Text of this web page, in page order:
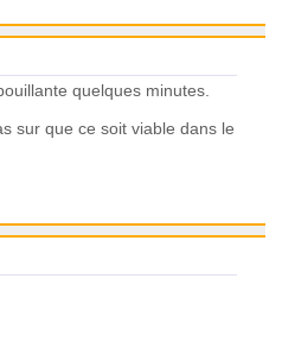
quelques minutes.
sur que ce soit viable dans le